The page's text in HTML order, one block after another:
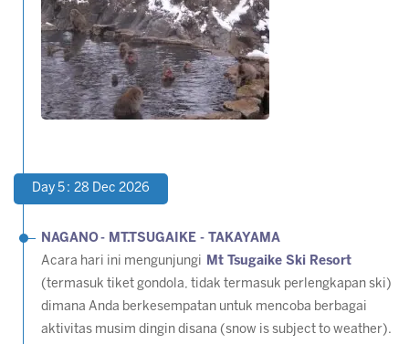
Day 5 : 28 Dec 2026
NAGANO - MT.TSUGAIKE - TAKAYAMA
Acara hari ini mengunjungi
Mt Tsugaike Ski Resort
(termasuk tiket gondola, tidak termasuk perlengkapan ski)
dimana Anda berkesempatan untuk mencoba berbagai
aktivitas musim dingin disana (snow is subject to weather).